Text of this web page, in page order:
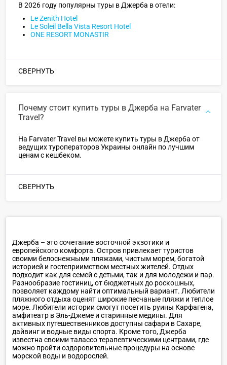
В 2026 году популярны туры в Джерба в отели:
Le Zenith Hotel
Le Soleil Bella Vista Resort Hotel
ONE RESORT MONASTIR
СВЕРНУТЬ
Почему стоит купить туры в Джерба на Farvater
Travel?
На Farvater Travel вы можете купить туры в Джерба от
ведущих туроператоров Украины онлайн по лучшим
ценам с кешбеком.
СВЕРНУТЬ
Джерба – это сочетание восточной экзотики и
европейского комфорта. Остров привлекает туристов
своими белоснежными пляжами, чистым морем, богатой
историей и гостеприимством местных жителей. Отдых
подходит как для семей с детьми, так и для молодежи и пар.
Разнообразие гостиниц, от бюджетных до роскошных,
позволяет каждому найти оптимальный вариант. Любители
пляжного отдыха оценят широкие песчаные пляжи и теплое
море. Любители истории смогут посетить руины Карфагена,
амфитеатр в Эль-Джеме и старинные медины. Для
активных путешественников доступны сафари в Сахаре,
дайвинг и водные виды спорта. Кроме того, Джерба
известна своими талассо терапевтическими центрами, где
можно пройти оздоровительные процедуры на основе
морской воды и водорослей.